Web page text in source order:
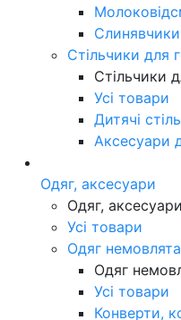
Стільчики для
Стільчики
Усі товари
Дитячі
Аксесуари
Одяг, аксесуари
Одяг, аксесуари
Усі товари
Одяг
Одяг
Усі товари
Конверти,